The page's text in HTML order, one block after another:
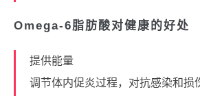
Omega-6脂肪酸对健康的好处
提供能量
调节体内促炎过程，对抗感染和损